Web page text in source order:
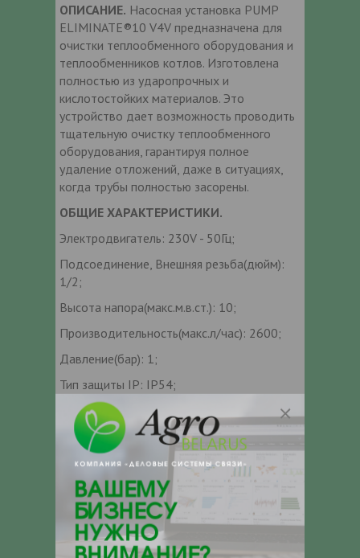
ОПИСАНИЕ. Насосная установка PUMP
ELIMINATE®10 V4V предназначена для
очистки теплообменного оборудования и
теплообменников котлов. Изготовлена
полностью из ударопрочных и
кислотостойких материалов. Это
устройство дает возможность проводить
тщательную очистку теплообменного
оборудования, гарантируя полное
удаление отложений, даже в ситуациях,
когда трубы полностью засорены.
ОБЩИЕ ХАРАКТЕРИСТИКИ.
Электродвигатель: 230V - 50Гц;
Подсоединение, Внешняя резьба(дюйм):
1/2;
Высота напора(макс.м.в.ст.): 10;
Производительность(макс.л/час): 2600;
Давление(бар): 1;
Тип защиты IP: IP54;
Длина шлангов(м): 5;
Объем бака(л): 10
Максимальная температура(С): 50;
Наличие реверса: +;
Вес(кг): 7,2;
Габаритный размер(мм): 460х300х300.